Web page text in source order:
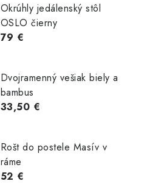
Okrúhly jedálenský stôl
OSLO čierny
79 €
Dvojramenný vešiak biely a
bambus
33,50 €
Rošt do postele Masív v
ráme
52 €